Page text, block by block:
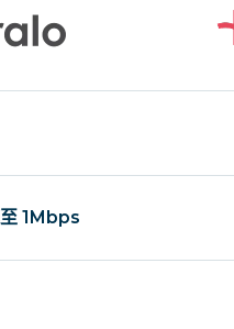
1Mbps